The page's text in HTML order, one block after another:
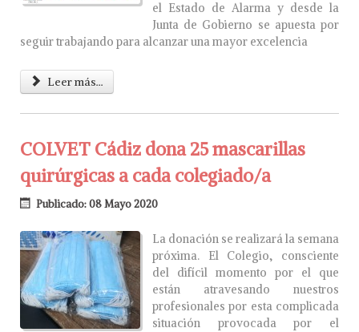
el Estado de Alarma y desde la
Junta de Gobierno se apuesta por
seguir trabajando para alcanzar una mayor excelencia
Leer más...
COLVET Cádiz dona 25 mascarillas
quirúrgicas a cada colegiado/a
Publicado: 08 Mayo 2020
La donación se realizará la semana
próxima. El Colegio, consciente
del difícil momento por el que
están atravesando nuestros
profesionales por esta complicada
situación provocada por el